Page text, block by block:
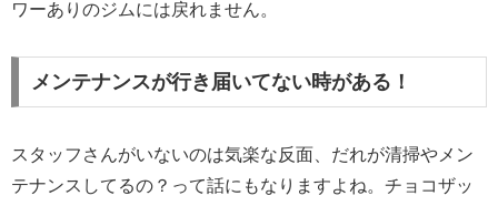
ワーありのジムには戻れません。
メンテナンスが行き届いてない時がある！
スタッフさんがいないのは気楽な反面、だれが清掃やメン
テナンスしてるの？って話にもなりますよね。チョコザッ